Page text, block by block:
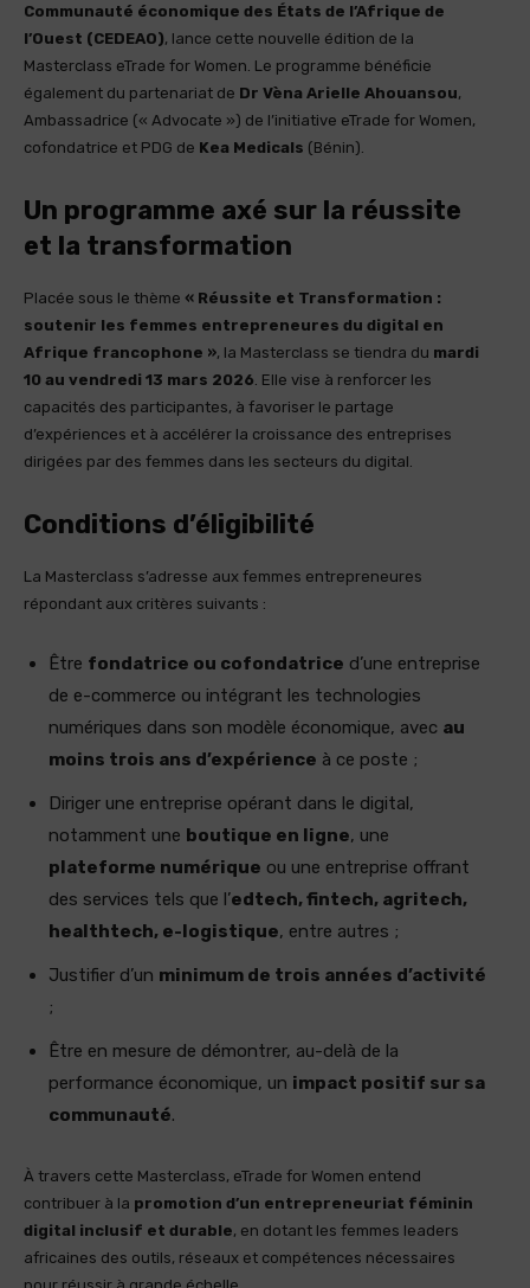
Communauté économique des États de l’Afrique de
l’Ouest (CEDEAO), lance cette nouvelle édition de la
Masterclass eTrade for Women. Le programme bénéficie
également du partenariat de Dr Vèna Arielle Ahouansou,
Ambassadrice (« Advocate ») de l’initiative eTrade for Women,
cofondatrice et PDG de Kea Medicals (Bénin).
Un programme axé sur la réussite
et la transformation
Placée sous le thème « Réussite et Transformation :
soutenir les femmes entrepreneures du digital en
Afrique francophone », la Masterclass se tiendra du mardi
10 au vendredi 13 mars 2026 . Elle vise à renforcer les
capacités des participantes, à favoriser le partage
d’expériences et à accélérer la croissance des entreprises
dirigées par des femmes dans les secteurs du digital.
Conditions d’éligibilité
La Masterclass s’adresse aux femmes entrepreneures
répondant aux critères suivants :
Être fondatrice ou cofondatrice d’une entreprise
de e-commerce ou intégrant les technologies
numériques dans son modèle économique, avec au
moins trois ans d’expérience à ce poste ;
Diriger une entreprise opérant dans le digital,
notamment une boutique en ligne, une
plateforme numérique ou une entreprise offrant
des services tels que l’edtech, fintech, agritech,
healthtech, e-logistique, entre autres ;
Justifier d’un minimum de trois années d’activité
;
Être en mesure de démontrer, au-delà de la
performance économique, un impact positif sur sa
communauté.
À travers cette Masterclass, eTrade for Women entend
contribuer à la promotion d’un entrepreneuriat féminin
digital inclusif et durable, en dotant les femmes leaders
africaines des outils, réseaux et compétences nécessaires